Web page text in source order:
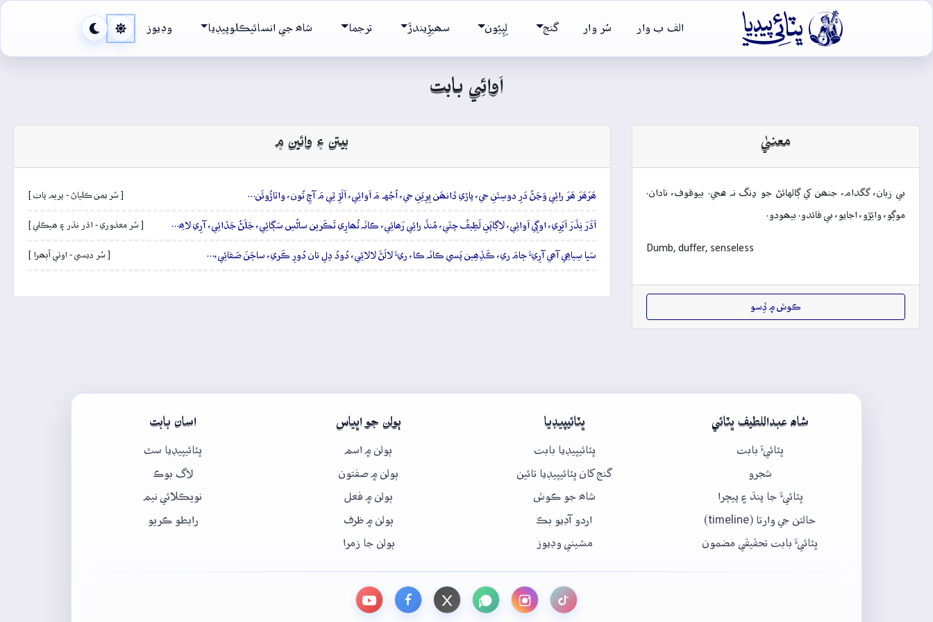
 الف ب وار سُر وار گنج لِپِيُون سھيڙِيندڙَ ترجما شاھ جي انسائيڪلوپيڊيا وڊيوز
اَوائِي بابت
معنيٰ
بي زبان، گگدام، جنھن کي ڳالهائڻ جو ڍنگ نہ هجي. بيوقوف، نادان.
موڳو، وائِڙو، اجايو، بي فائدو. بيھودو.
Dumb, duffer, senseless
ڪوش ۾ ڏِسو
بيتن ۽ وائين ۾
ھَرَھَرَ ھَرَ رائِي وَڃَڻُ دَرِ دوسِتَنِ جي، پاڙي ڏانھَن پِرِيَنِ جي، اُجُهہ مَ اَوائِي، اَلَڙِ ٿِي مَ آڇِ تُون، واٽاڙُوئَن… [ سُر يمن ڪلياڻ - پريم پاٺ ]
اَڌَرَ نِڌَرَ اَڀَرِي، اوڳِي اَوائِي، لاڳاپَنِ لَطِيفُ چئَي، مُنڌَ رائِي رَھائِي، ڪانَہ ٽُھارِي ٽَڪَرين ساڻُسِ سَڳائِي، جَلَڻُ جَڏائِي، آرِي لاھِ… [ سُر معذوري - اڌر نڌر ۽ ھيڪلي ]
سَڀا سِياھِي آھي آرِيءَ ڄامَ ري، ڪَڏِھِين پَسي ڪانَہ ڪا، ريءَ لالَڻَ لالائِي، دُودُ دِلِ تان دُورِ ڪَري، ساڄَنَ صَفائِي،… [ سُر ديسي - اوٺي اُٻھرا ]
شاھ عبداللطيف ڀٽائي
ڀٽائيءَ بابت
شجرو
ڀٽائيءَ جا پنڌ ۽ پيچرا
حالتن جي وارتا (timeline)
ڀٽائيءَ بابت تحقيقي مضمون
ڀٽائيپيڊيا
ڀٽائيپيڊيا بابت
گنج کان ڀٽائيپيڊيا تائين
شاھ جو ڪوش
اردو آڊيو بڪ
مشيني وڊيوز
ٻولن جو اڀياس
ٻولن ۾ اسم
ٻولن ۾ صفتون
ٻولن ۾ فعل
ٻولن ۾ ظرف
ٻولن جا زمرا
اسان بابت
ڀٽائيپيڊيا سٿ
لاگ بوڪ
نويڪلائي نيم
رابطو ڪريو